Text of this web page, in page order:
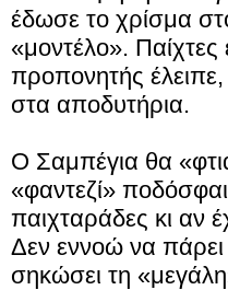
έδωσε το χρίσμα
«μοντέλο». Παίχτες
προπονητής έλειπε,
στα αποδυτήρια.
Ο Σαμπέγια θα
«φαντεζί»
παιχταράδες κι αν
Δεν εννοώ να πάρει
σηκώσει τη